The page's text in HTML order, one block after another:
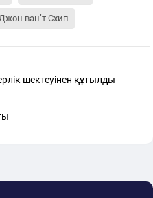
Джон ван’т Схип
шектеуінен құтылды